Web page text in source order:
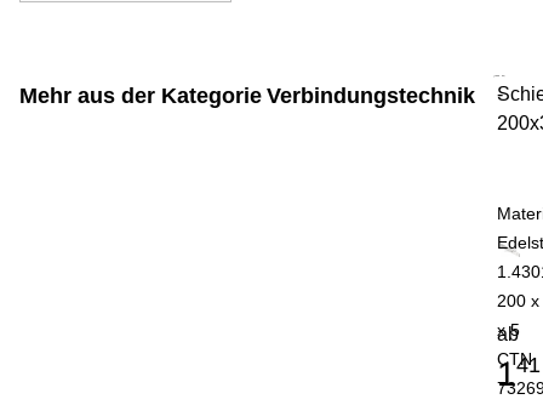
Mehr aus der Kategorie Verbindungstechnik -
200
x 5
CTN
ab
141